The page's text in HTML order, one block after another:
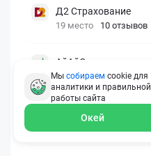
Д2 Страхование
19 место 10 отзывов
АйАйСи
20 место 7 отзывов
OxySport
Мы собираем cookie для
аналитики и правильной
работы сайта
Окей